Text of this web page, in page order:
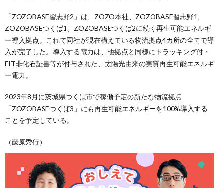
「ZOZOBASE習志野2」は、ZOZO本社、ZOZOBASE習志野1、
ZOZOBASEつくば1、ZOZOBASEつくば2に続く再生可能エネルギ
ー導入拠点。これで同社が現在構えている物流拠点4カ所の全てで導
入が完了した。導入する電力は、他拠点と同様にトラッキング付・
FIT非化石証書等が付与された、太陽光由来の実質再生可能エネルギ
ー電力。
2023年8月に茨城県つくば市で稼働予定の新たな物流拠点
「ZOZOBASEつくば3」にも再生可能エネルギーを100%導入する
ことを予定している。
（藤原秀行）